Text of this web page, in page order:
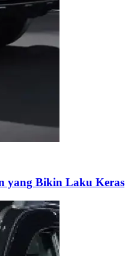
yang Bikin Laku Keras